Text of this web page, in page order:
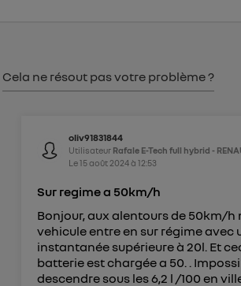
Cela ne résout pas votre problème ?
oliv91831844
Utilisateur Rafale E-Tech full hybrid -
Le15 août 2024à 12:53
Sur regime a 50km/h
Bonjour, aux alentours de 50km/h
vehicule entre en sur régime avec
instantanée supérieure à 20l. Et
batterie est chargée a 50. .
descendre sous les 6,2 l /100 en
Politique d'information sur les
personnelles d'Utiq